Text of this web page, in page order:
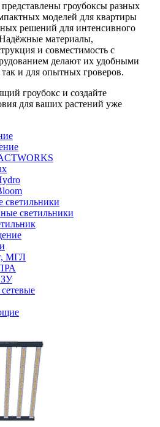
гроубоксы разных
моделей для квартиры
решений для интенсивного
материалы,
и совместимость с
делают их удобными
и для опытных гроверов.
гроубокс и создайте
для ваших растений уже
светильники
светильники
МГЛ